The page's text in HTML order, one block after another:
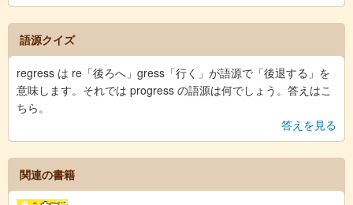
語源クイズ
regress は re「後ろへ」gress「行く」が語源で「後退する」を
意味します。それでは progress の語源は何でしょう。答えはこ
ちら。
答えを見る
関連の書籍